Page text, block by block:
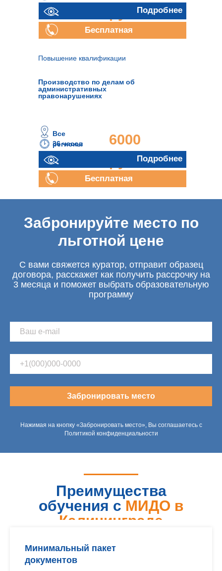
руб.
Бесплатная
Подробнее
Повышение квалификации
Производство по делам об
административных
правонарушениях
36 часов
6000
руб.
Все
регионы
Бесплатная
Подробнее
Забронируйте место по
льготной цене
С вами свяжется куратор, отправит образец
договора, расскажет как получить рассрочку на
3 месяца и поможет выбрать образовательную
программу
Забронировать место
Нажимая на кнопку «Забронировать место», Вы соглашаетесь с
Политикой конфиденциальности
Преимущества
обучения с МИДО в
Калининграде
Минимальный пакет
документов